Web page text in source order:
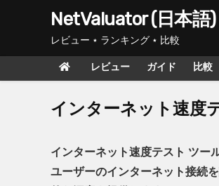
NetValuator (日本語)
レビュー ⋆ ランキング ⋆ 比較
レビュー ガイド 比較
インターネット速度
インターネット速度テスト ツー
ユーザーのインターネット接続